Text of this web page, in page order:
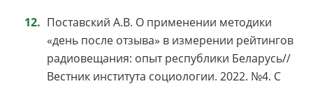
Поставский А.В. О применении методики
«день после отзыва» в измерении рейтингов
радиовещания: опыт республики Беларусь//
Вестник института социологии. 2022. №4. С